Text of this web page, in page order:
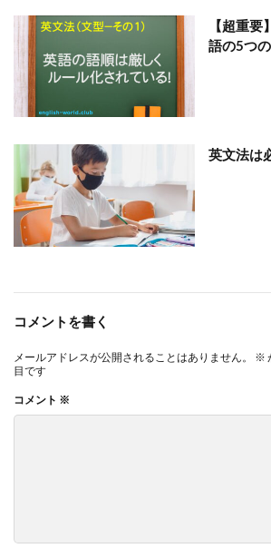
【超重
語の5つの
英文法は
コメントを書く
メールアドレスが公開されることはありません。 ※
目です
コメント ※